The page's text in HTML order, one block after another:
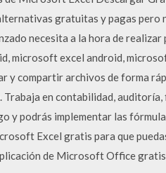
gratuitas y pagas pero
necesita a la hora de realizar
microsoft excel android,
y compartir archivos de forma
en contabilidad, auditoría,
y podrás implementar las
Excel gratis para que
de Microsoft Office